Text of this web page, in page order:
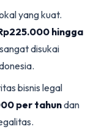
yang kuat.
hingga
disukai
bisnis legal
per tahundan